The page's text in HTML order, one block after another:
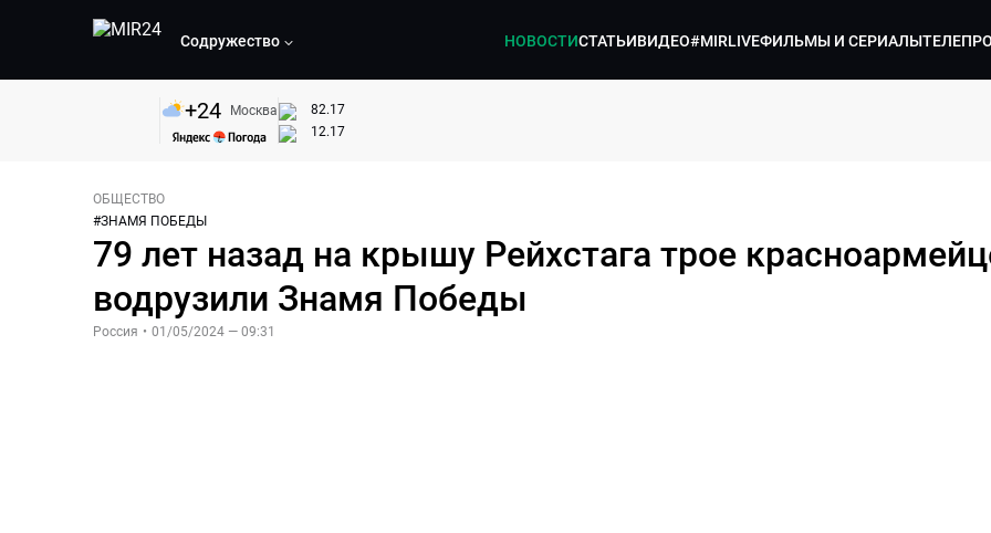
Содружество НОВОСТИСТАТЬИВИДЕО#MIRLIVEФИЛЬМЫ И СЕРИАЛЫ
+24 Москва
82.17
12.17
ОБЩЕСТВО
#ЗНАМЯ ПОБЕДЫ
79 лет назад на крышу Рейхстага трое
водрузили Знамя Победы
Россия • 01/05/2024 — 09:31